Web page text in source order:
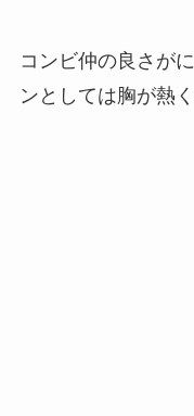
コンビ仲の良さが
ンとしては胸が熱